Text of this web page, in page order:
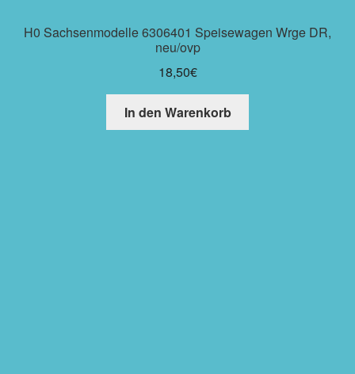
H0 Sachsenmodelle 6306401 Speisewagen Wrge DR,
neu/ovp
18,50€
In den Warenkorb